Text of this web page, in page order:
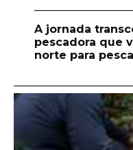
A jornada
pescadora que
norte para